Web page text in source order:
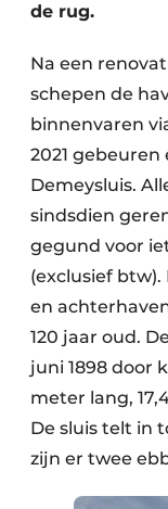
de rug.
Na een
schepen de
binnenvaren
2021
Demeysluis.
sindsdien
gegund voor
(exclusief
en
120 jaar oud.
juni 1898 door
meter lang,
De sluis telt in
zijn er twee